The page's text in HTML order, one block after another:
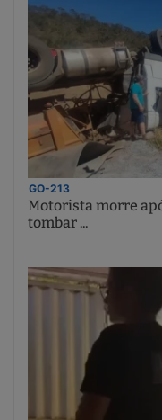
GO-213
Motorista morre
tombar ...